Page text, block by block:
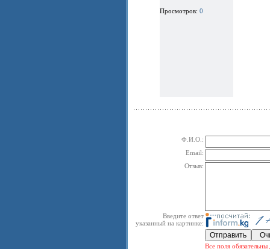
Просмотров: 0
Ф.И.О.:
Email:
Отзыв:
Введите ответ
указанный на картинке:
Все поля обязательны